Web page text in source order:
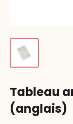
Tableau
(anglais)